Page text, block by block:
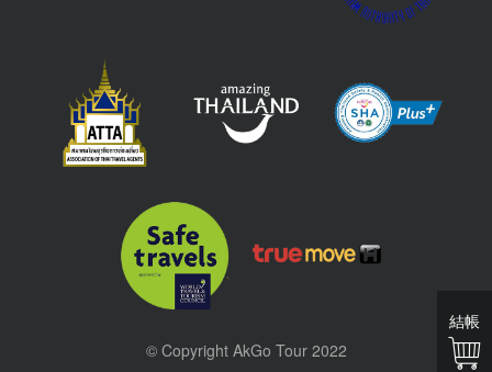
結帳
© Copyright AkGo Tour 2022